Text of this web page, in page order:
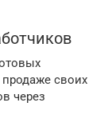
своих
через